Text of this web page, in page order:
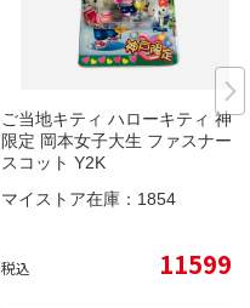
ご当地キティ ハローキティ 神戸
限定 岡本女子大生 ファスナーマ
スコット Y2K
マイストア在庫： 1854
税込 11599